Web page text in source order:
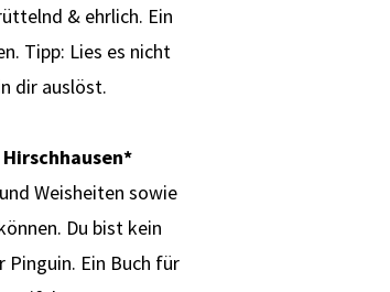
& ehrlich. Ein
Tipp: Lies es nicht
dir auslöst.
*
Weisheiten sowie
Du bist kein
Ein Buch für